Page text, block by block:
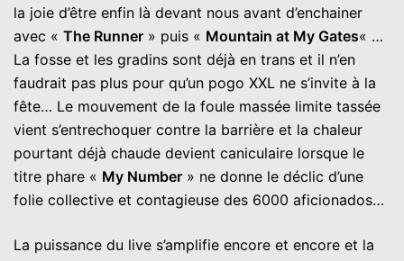
la joie d’être enfin là devant nous avant d’enchainer
avec « The Runner » puis « Mountain at My Gates« …
La fosse et les gradins sont déjà en trans et il n’en
faudrait pas plus pour qu’un pogo XXL ne s’invite à la
fête… Le mouvement de la foule massée limite tassée
vient s’entrechoquer contre la barrière et la chaleur
pourtant déjà chaude devient caniculaire lorsque le
titre phare « My Number » ne donne le déclic d’une
folie collective et contagieuse des 6000 aficionados…
La puissance du live s’amplifie encore et encore et la